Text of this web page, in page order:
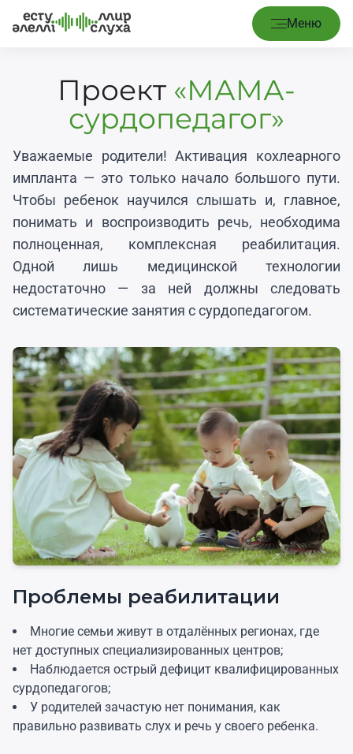
Меню
Проект «МАМА-
сурдопедагог»
Уважаемые родители! Активация кохлеарного
импланта — это только начало большого пути.
Чтобы ребенок научился слышать и, главное,
понимать и воспроизводить речь, необходима
полноценная, комплексная реабилитация.
Одной лишь медицинской технологии
недостаточно — за ней должны следовать
систематические занятия с сурдопедагогом.
Проблемы реабилитации
Многие семьи живут в отдалённых регионах, где
нет доступных специализированных центров;
Наблюдается острый дефицит квалифицированных
сурдопедагогов;
У родителей зачастую нет понимания, как
правильно развивать слух и речь у своего ребенка.